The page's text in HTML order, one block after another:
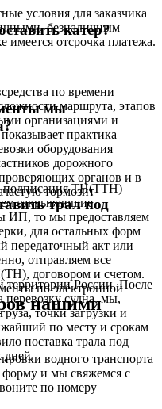
условия для заказчика
безналичным
отсрочка платежа.
катер?
по времени
маршрута, этапов
организациями и
практика
оборудования
дорожного
органов и в
тормозит
мы
подписания ТН(ТТН)
закрывающие
ИП, то мы предоставляем
для остальных форм
передаточный акт или
отправляем все
договором и счетом.
по электронной
трал под
России. После
перевозку судна, мы,
точки загрузки и
по месту и срокам
поставка трала под
дней.
нашими
водного транспорта
форму и мы свяжемся с
по номеру